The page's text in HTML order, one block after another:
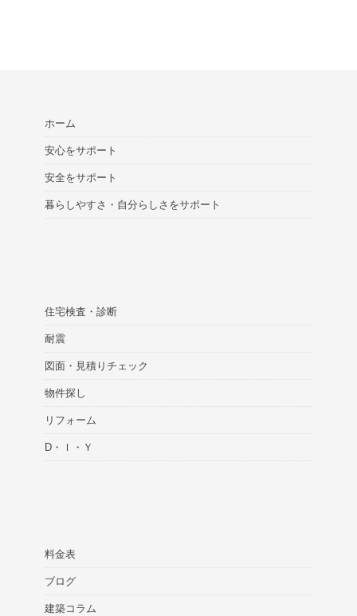
ホーム
安心をサポート
安全をサポート
暮らしやすさ・自分らしさをサポート
住宅検査・診断
耐震
図面・見積りチェック
物件探し
リフォーム
D・Ｉ・Ｙ
料金表
ブログ
建築コラム